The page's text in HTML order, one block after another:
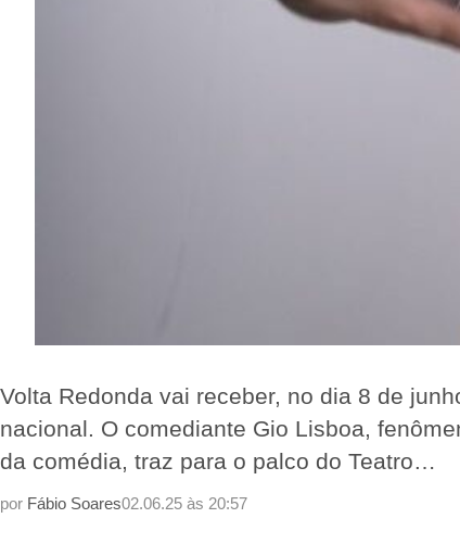
Volta Redonda vai receber, no dia 8 de
nacional. O comediante Gio Lisboa,
da comédia, traz para o palco do Teatro…
por Fábio Soares02.06.25 às 20:57